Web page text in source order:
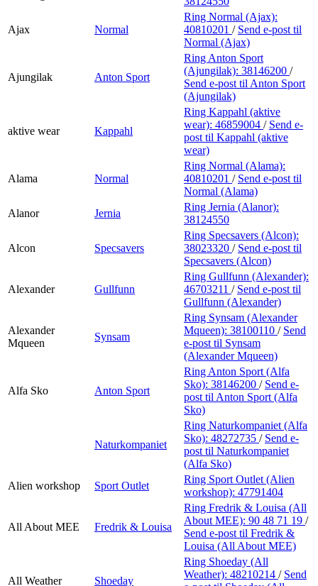
Ajax Normal
Ring Normal (Ajax):
40810201 / Send e-post til
Normal (Ajax)
Ajungilak Anton Sport
Ring Anton Sport
(Ajungilak): 38146200 /
Send e-post til Anton Sport
(Ajungilak)
aktive wear Kappahl
Ring Kappahl (aktive
wear): 46859004 / Send e-
post til Kappahl (aktive
wear)
Alama Normal
Ring Normal (Alama):
40810201 / Send e-post til
Normal (Alama)
Alanor
Jernia
Ring Jernia (Alanor):
38124550
Alcon Specsavers
Ring Specsavers (Alcon):
38023320 / Send e-post til
Specsavers (Alcon)
Alexander Gullfunn
Ring Gullfunn (Alexander):
46703211 / Send e-post til
Gullfunn (Alexander)
Alexander
Mqueen
Synsam
Ring Synsam (Alexander
Mqueen): 38100110 / Send
e-post til Synsam
(Alexander Mqueen)
Alfa Sko Anton Sport
Ring Anton Sport (Alfa
Sko): 38146200 / Send e-
post til Anton Sport (Alfa
Sko)
Naturkompaniet
Ring Naturkompaniet (Alfa
Sko): 48272735 / Send e-
post til Naturkompaniet
(Alfa Sko)
Alien workshop
Sport Outlet
Ring Sport Outlet (Alien
workshop): 47791404
All About MEE Fredrik & Louisa
Ring Fredrik & Louisa (All
About MEE): 90 48 71 19 /
Send e-post til Fredrik &
Louisa (All About MEE)
All Weather Shoeday
Ring Shoeday (All
Weather): 48210214 / Send